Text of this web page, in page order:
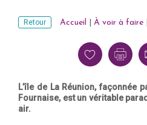
Retour Accueil À voir à faire
L’île de La Réunion, façonnée
Fournaise, est un véritable
air.